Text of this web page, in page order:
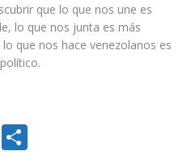
que lo que nos une es
lo que nos junta es más
que nos hace venezolanos es
Email